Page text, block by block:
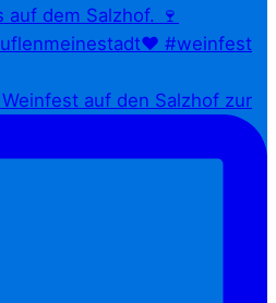
auf den Salzhof zur